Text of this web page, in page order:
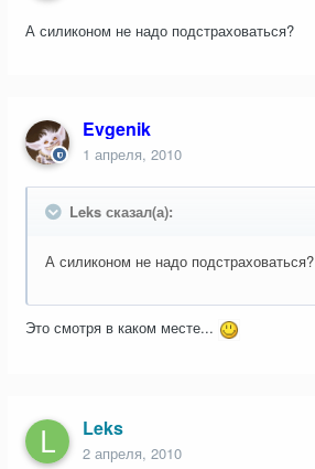
А силиконом не надо подстраховаться?
Evgenik
1 апреля, 2010
Leks сказал(а):
А силиконом не надо подстраховаться?
Это смотря в каком месте...
Leks
2 апреля, 2010